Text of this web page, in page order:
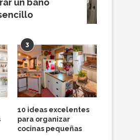
3
10 ideas excelentes
para organizar
cocinas pequeñas